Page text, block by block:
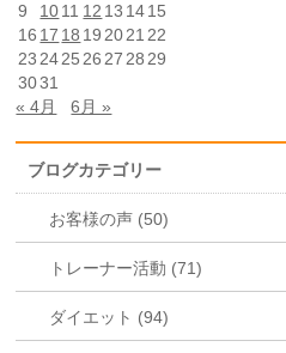
9
1011 12 13 1415
16 17 18 19 2021 22
23 2425 26 27 28 29
3031
« 4月
6月 »
ブログカテゴリー
お客様の声 (50)
トレーナー活動 (71)
ダイエット (94)